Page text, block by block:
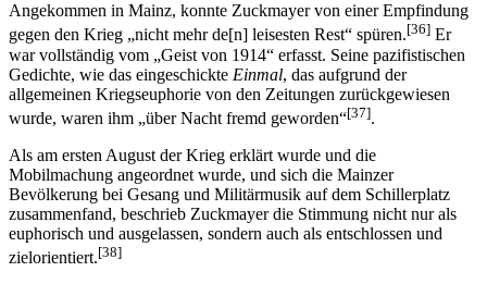
Angekommen in Mainz, konnte Zuckmayer von einer Empfindung
gegen den Krieg „nicht mehr de[n] leisesten Rest“ spüren.[36] Er
war vollständig vom „Geist von 1914“ erfasst. Seine pazifistischen
Gedichte, wie das eingeschickte Einmal, das aufgrund der
allgemeinen Kriegseuphorie von den Zeitungen zurückgewiesen
wurde, waren ihm „über Nacht fremd geworden“[37].
Als am ersten August der Krieg erklärt wurde und die
Mobilmachung angeordnet wurde, und sich die Mainzer
Bevölkerung bei Gesang und Militärmusik auf dem Schillerplatz
zusammenfand, beschrieb Zuckmayer die Stimmung nicht nur als
euphorisch und ausgelassen, sondern auch als entschlossen und
zielorientiert.[38]